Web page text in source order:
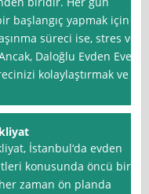
başlangıç yapmak için
süreci ise, stres ve
Daloğlu Evden Eve
kolaylaştırmak ve
İstanbul‘da evden
konusunda öncü bir
zaman ön planda